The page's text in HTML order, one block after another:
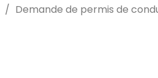
Demande de permis de